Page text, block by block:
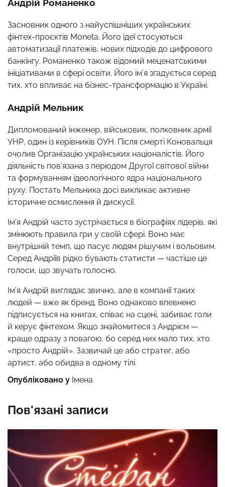
Андрій Романенко
Засновник одного з найуспішніших українських
фінтех-проєктів Moneta. Його ідеї стосуються
автоматизації платежів, нових підходів до цифрового
банкінгу. Романенко також відомий меценатськими
ініціативами в сфері освіти. Його ім’я згадується серед
тих, хто впливає на бізнес-трансформацію в Україні.
Андрій Мельник
Дипломований інженер, військовик, полковник армії
УНР, один із керівників ОУН. Після смерті Коновальця
очолив Організацію українських націоналістів. Його
діяльність пов’язана з періодом Другої світової війни
та формуванням ідеологічного ядра національного
руху. Постать Мельника досі викликає активне
історичне осмислення й дискусії.
Ім’я Андрій часто зустрічається в біографіях лідерів, які
змінюють правила гри у своїй сфері. Воно має
внутрішній темп, що пасує людям рішучим і вольовим.
Серед Андріїв рідко бувають статисти — частіше це
голоси, що звучать голосно.
Ім’я Андрій виглядає звично, але в компанії таких
людей — вже як бренд. Воно однаково впевнено
підписується на книгах, співає на сцені, забиває голи
й керує фінтехом. Якщо знайомитеся з Андрієм —
краще одразу з повагою, бо серед них мало тих, хто
«просто Андрій». Зазвичай це або стратег, або
артист, або обидва в одному тілі.
Опубліковано у Імена
Пов'язані записи